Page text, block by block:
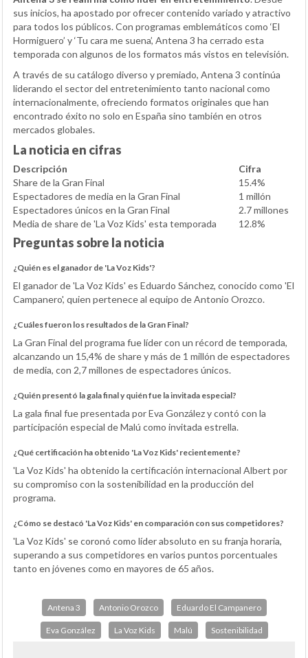
sus inicios, ha apostado por ofrecer contenido variado y atractivo
para todos los públicos. Con programas emblemáticos como ‘El
Hormiguero’ y ‘Tu cara me suena’, Antena 3 ha cerrado esta
temporada con algunos de los formatos más vistos en televisión.
A través de su catálogo diverso y premiado, Antena 3 continúa
liderando el sector del entretenimiento tanto nacional como
internacionalmente, ofreciendo formatos originales que han
encontrado éxito no solo en España sino también en otros
mercados globales.
La noticia en cifras
Descripción
Cifra
Share de la Gran Final
15.4%
Espectadores de media en la Gran Final
1 millón
Espectadores únicos en la Gran Final
2.7 millones
Media de share de 'La Voz Kids' esta temporada
12.8%
Preguntas sobre la noticia
¿Quién es el ganador de 'La Voz Kids'?
El ganador de 'La Voz Kids' es Eduardo Sánchez, conocido como 'El
Campanero', quien pertenece al equipo de Antonio Orozco.
¿Cuáles fueron los resultados de la Gran Final?
La Gran Final del programa fue líder con un récord de temporada,
alcanzando un 15,4% de share y más de 1 millón de espectadores
de media, con 2,7 millones de espectadores únicos.
¿Quién presentó la gala final y quién fue la invitada especial?
La gala final fue presentada por Eva González y contó con la
participación especial de Malú como invitada estrella.
¿Qué certificación ha obtenido 'La Voz Kids' recientemente?
'La Voz Kids' ha obtenido la certificación internacional Albert por
su compromiso con la sostenibilidad en la producción del
programa.
¿Cómo se destacó 'La Voz Kids' en comparación con sus competidores?
'La Voz Kids' se coronó como líder absoluto en su franja horaria,
superando a sus competidores en varios puntos porcentuales
tanto en jóvenes como en mayores de 65 años.
Antena 3 Antonio Orozco Eduardo El Campanero
Eva González La Voz Kids Malú Sostenibilidad